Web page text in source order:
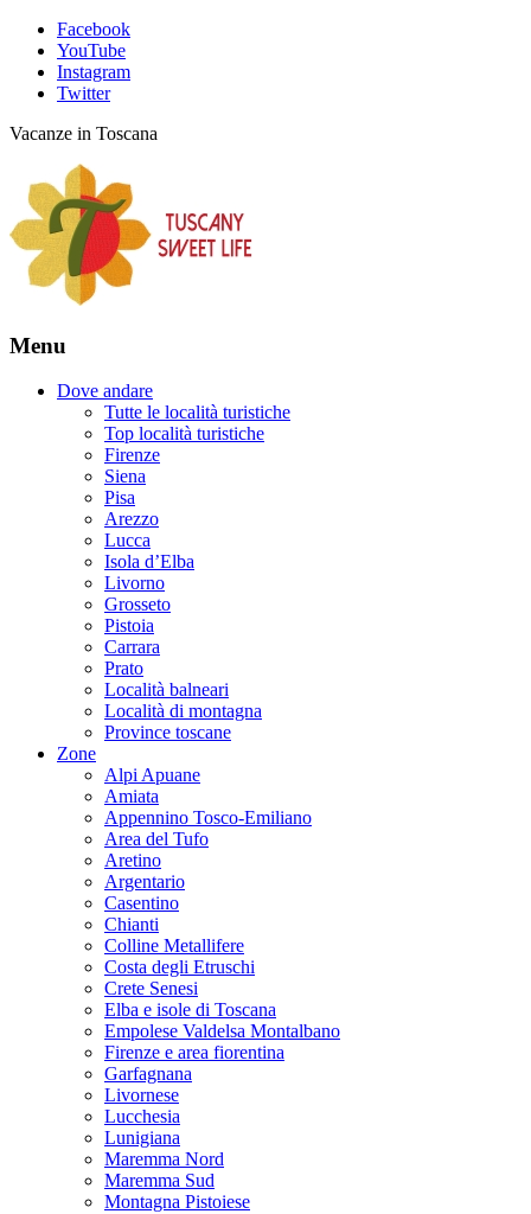
Facebook
YouTube
Instagram
Twitter
Vacanze in Toscana
Menu
Dove andare
Tutte le località turistiche
Top località turistiche
Firenze
Siena
Pisa
Arezzo
Lucca
Isola d’Elba
Livorno
Grosseto
Pistoia
Carrara
Prato
Località balneari
Località di montagna
Province toscane
Zone
Alpi Apuane
Amiata
Appennino Tosco-Emiliano
Area del Tufo
Aretino
Argentario
Casentino
Chianti
Colline Metallifere
Costa degli Etruschi
Crete Senesi
Elba e isole di Toscana
Empolese Valdelsa Montalbano
Firenze e area fiorentina
Garfagnana
Livornese
Lucchesia
Lunigiana
Maremma Nord
Maremma Sud
Montagna Pistoiese